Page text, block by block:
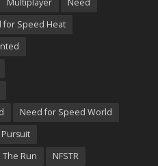
Multiplayer
Need
for Speed Heat
Need for Speed World
Pursuit
The Run
NFSTR